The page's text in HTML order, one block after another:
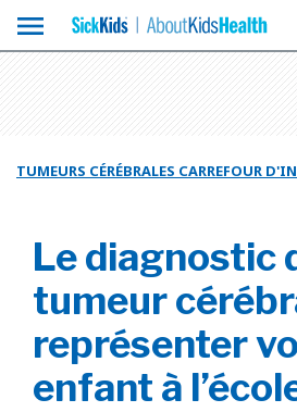
menu
TUMEURS CÉRÉBRALES CARREFOUR
Le diagnostic
tumeur
représenter
enfant à